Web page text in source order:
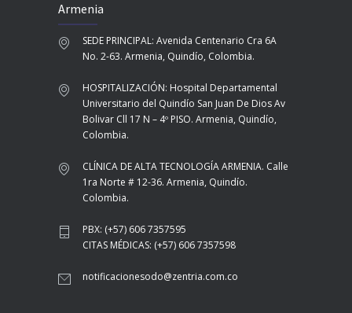
Armenia
SEDE PRINCIPAL: Avenida Centenario Cra 6A
No. 2-63. Armenia, Quindío, Colombia.
HOSPITALIZACIÓN: Hospital Departamental
Universitario del Quindío San Juan De Dios Av
Bolivar Cll 17 N – 4º PISO. Armenia, Quindío,
Colombia.
CLÍNICA DE ALTA TECNOLOGÍA ARMENIA. Calle
1ra Norte # 12-36. Armenia, Quindío.
Colombia.
PBX: (+57) 606 7357595
CITAS MÉDICAS: (+57) 606 7357598
notificacionesodo@zentria.com.co